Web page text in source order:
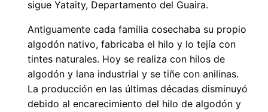
sigue Yataity, Departamento del Guaira.
Antiguamente cada familia cosechaba su propio
algodón nativo, fabricaba el hilo y lo tejía con
tintes naturales. Hoy se realiza con hilos de
algodón y lana industrial y se tiñe con anilinas.
La producción en las últimas décadas disminuyó
debido al encarecimiento del hilo de algodón y